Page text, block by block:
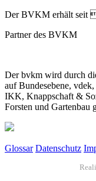
Der BVKM erhält seit
Partner des BVKM
Der bvkm wird durch
auf Bundesebene,
IKK, Knappschaft &
Forsten und Gartenbau
Glossar Datenschutz